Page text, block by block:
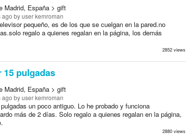
Madrid, España > gift
ago by user kemroman
pequeño, es de los que se cuelgan en la pared.no
regalo a quienes regalan en la página, los demás
2852 views
15 pulgadas
Madrid, España > gift
ago by user kemroman
un poco antiguo. Lo he probado y funciona
más de 2 días. Solo regalo a quienes regalan en la página,
2880 views